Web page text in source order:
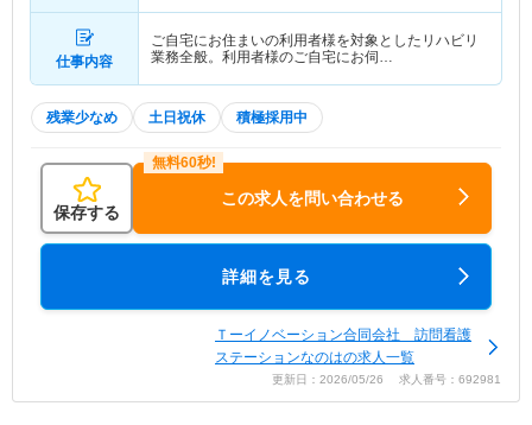
仕事内容
ご自宅にお住まいの利用者様を対象としたリハビリ
業務全般。利用者様のご自宅にお伺…
残業少なめ 土日祝休 積極採用中
保存する
この求人を問い合わせる
詳細を見る
Ｔーイノベーション合同会社 訪問看護
ステーションなのはの求人一覧
更新日：2026/05/26 求人番号：692981